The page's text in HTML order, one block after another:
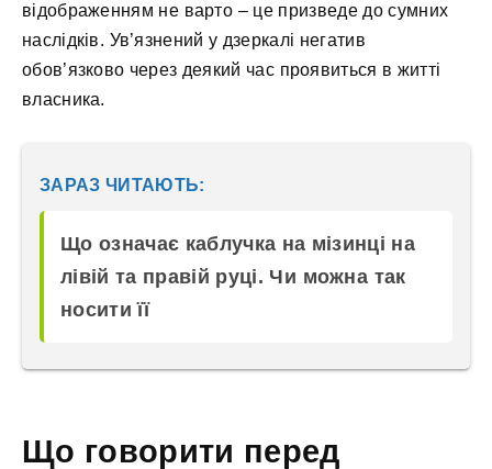
відображенням не варто – це призведе до сумних
наслідків. Ув’язнений у дзеркалі негатив
обов’язково через деякий час проявиться в житті
власника.
ЗАРАЗ ЧИТАЮТЬ:
Що означає каблучка на мізинці на
лівій та правій руці. Чи можна так
носити її
Що говорити перед